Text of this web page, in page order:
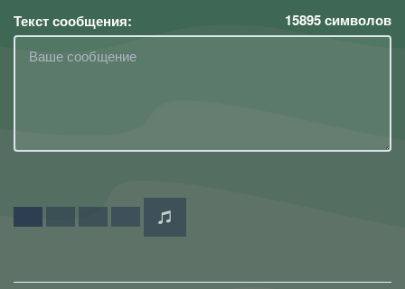
Текст сообщения: 15895символов